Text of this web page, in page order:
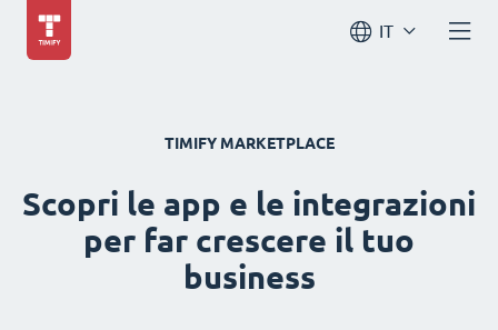
IT
TIMIFY MARKETPLACE
Scopri le app e le integrazioni
per far crescere il tuo
business